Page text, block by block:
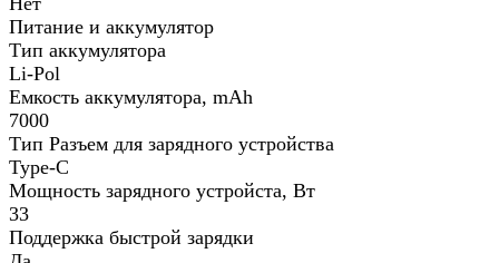
Питание и аккумулятор
Тип аккумулятора
Li-Pol
Емкость аккумулятора, mAh
7000
Тип Разъем для зарядного устройства
Type-C
Мощность зарядного устройста, Вт
33
Поддержка быстрой зарядки